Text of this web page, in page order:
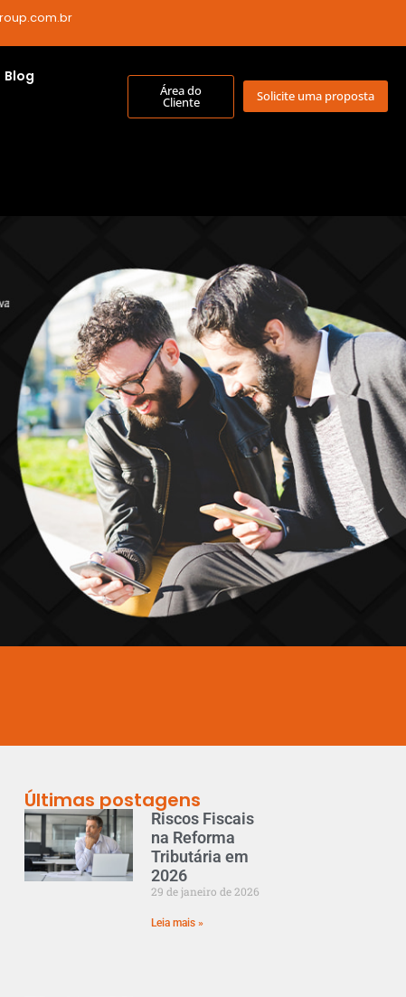
Blog
Área do
Cliente Solicite uma proposta
Últimas postagens
Riscos Fiscais
na Reforma
Tributária em
2026
29 de janeiro de 2026
Leia mais »